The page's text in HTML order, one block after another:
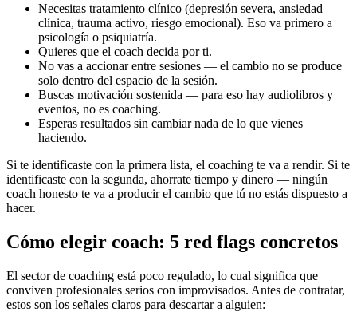
Necesitas tratamiento clínico (depresión severa, ansiedad
clínica, trauma activo, riesgo emocional). Eso va primero a
psicología o psiquiatría.
Quieres que el coach decida por ti.
No vas a accionar entre sesiones — el cambio no se produce
solo dentro del espacio de la sesión.
Buscas motivación sostenida — para eso hay audiolibros y
eventos, no es coaching.
Esperas resultados sin cambiar nada de lo que vienes
haciendo.
Si te identificaste con la primera lista, el coaching te va a rendir. Si te
identificaste con la segunda, ahorrate tiempo y dinero — ningún
coach honesto te va a producir el cambio que tú no estás dispuesto a
hacer.
Cómo elegir coach: 5 red flags concretos
El sector de coaching está poco regulado, lo cual significa que
conviven profesionales serios con improvisados. Antes de contratar,
estos son los señales claros para descartar a alguien: